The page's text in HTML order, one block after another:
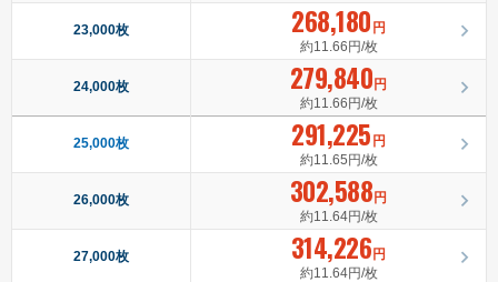
23,000枚 268,180 円
約11.66円/枚
24,000枚 279,840円
約11.66円/枚
25,000枚 291,225 円
約11.65円/枚
26,000枚 302,588円
約11.64円/枚
27,000枚 314,226円
約11.64円/枚